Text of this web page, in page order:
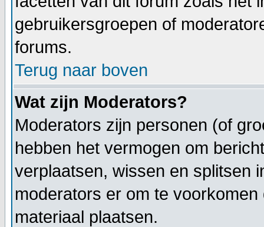
gebruikersgroepen of
forums.
Terug naar boven
Wat zijn Moderators?
Moderators zijn personen (of
hebben het vermogen om
verplaatsen, wissen en splitsen
moderators er om te
materiaal plaatsen.